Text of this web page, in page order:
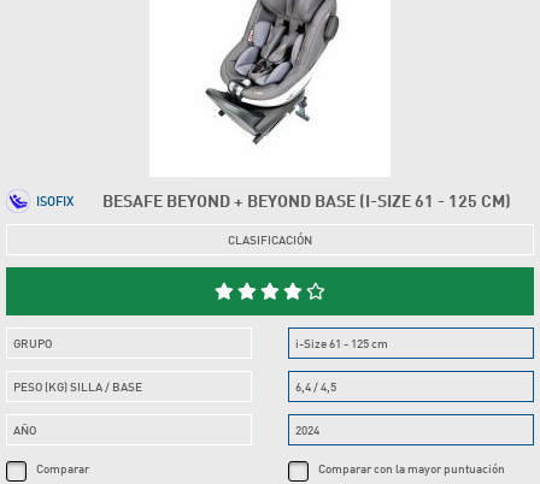
BESAFE BEYOND + BEYOND BASE (I-SIZE 61 - 125 CM)
ISOFIX
CLASIFICACIÓN
GRUPO
PESO (KG) SILLA / BASE
AÑO
Comparar
i-Size 61 - 125 cm
6,4 / 4,5
2024
Comparar con la mayor puntuación